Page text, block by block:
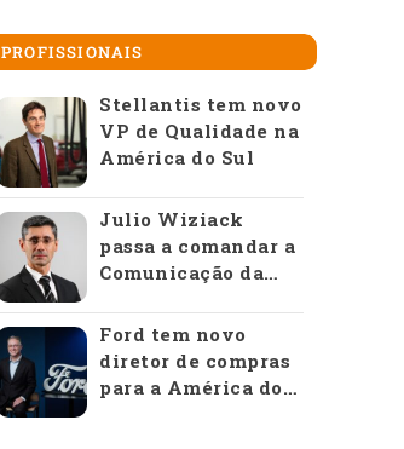
PROFISSIONAIS
Stellantis tem novo
VP de Qualidade na
América do Sul
Julio Wiziack
passa a comandar a
Comunicação da
Ford tem novo
diretor de compras
para a América do